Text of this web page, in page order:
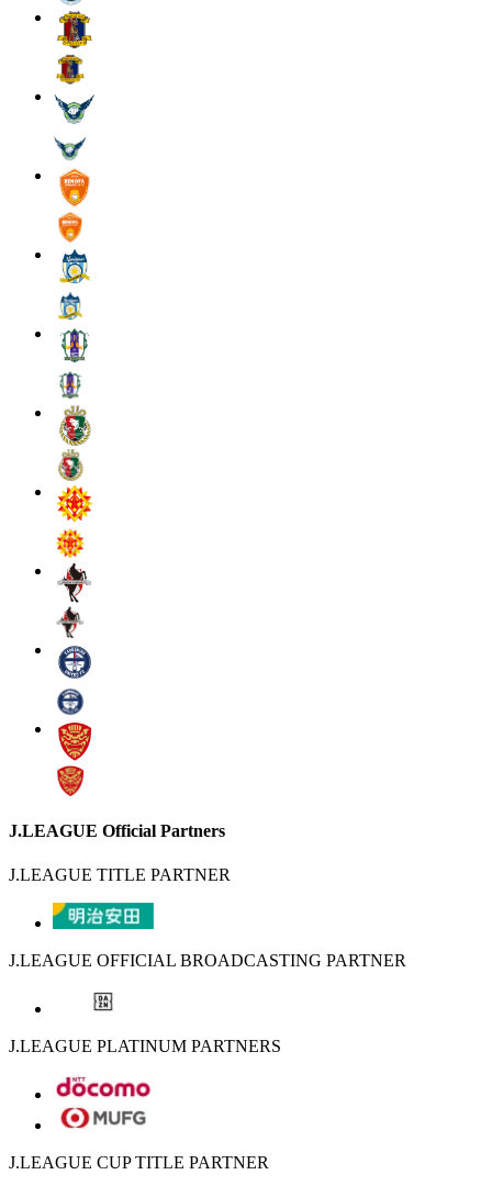
J.LEAGUE Official Partners
J.LEAGUE TITLE PARTNER
J.LEAGUE OFFICIAL BROADCASTING PARTNER
J.LEAGUE PLATINUM PARTNERS
J.LEAGUE CUP TITLE PARTNER